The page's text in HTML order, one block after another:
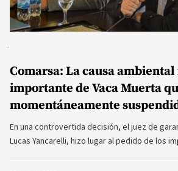
Comarsa: La causa ambiental
importante de Vaca Muerta
momentáneamente
En una controvertida decisión, el juez de
Lucas Yancarelli, hizo lugar al pedido de los